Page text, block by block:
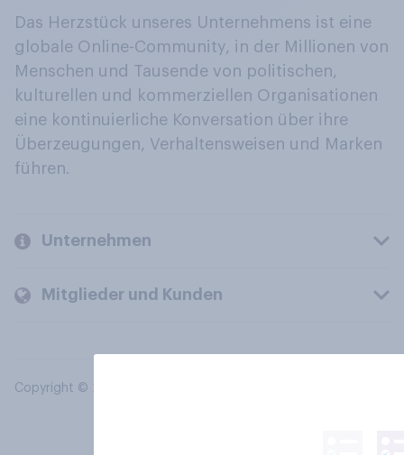
Das Herzstück unseres Unternehmens ist eine
globale Online-Community, in der Millionen von
Menschen und Tausende von politischen,
kulturellen und kommerziellen Organisationen
eine kontinuierliche Konversation über ihre
Überzeugungen, Verhaltensweisen und Marken
führen.
Unternehmen
Mitglieder und Kunden
Copyright © 2026 YouGov PLC. Alle Rechte vorbehalten.